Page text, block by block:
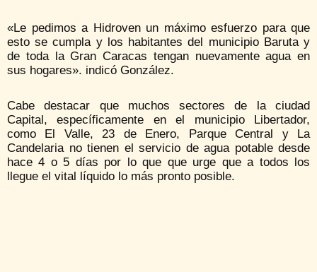
«Le pedimos a Hidroven un máximo esfuerzo para que
esto se cumpla y los habitantes del municipio Baruta y
de toda la Gran Caracas tengan nuevamente agua en
sus hogares». indicó González.
Cabe destacar que muchos sectores de la ciudad
Capital, específicamente en el municipio Libertador,
como El Valle, 23 de Enero, Parque Central y La
Candelaria no tienen el servicio de agua potable desde
hace 4 o 5 días por lo que que urge que a todos los
llegue el vital líquido lo más pronto posible.